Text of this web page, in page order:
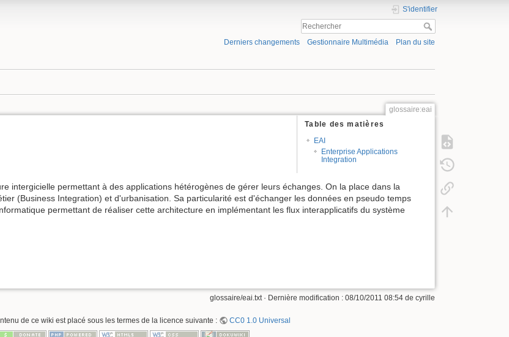
S'identifier
Derniers changements Gestionnaire Multimédia Plan du site
glossaire:eai
Table des matières
EAI
Enterprise Applications
Integration
intergicielle permettant à des applications hétérogènes de gérer leurs échanges. On la place dans la
(Business Integration) et d'urbanisation. Sa particularité est d'échanger les données en pseudo temps
permettant de réaliser cette architecture en implémentant les flux interapplicatifs du système
glossaire/eai.txt· Dernière modification : 08/10/2011 08:54 de cyrille
de ce wiki est placé sous les termes de la licence suivante : CC0 1.0 Universal